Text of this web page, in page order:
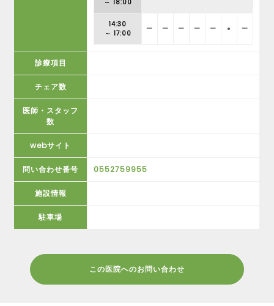
～ 18:00
14:30
～ 17:00
ー ー ー ー ー ● ー
診療項目
チェア数
医師・スタッフ
数
webサイト
問い合わせ番号 0552759955
施設情報
駐車場
この医院へのお問い合わせ